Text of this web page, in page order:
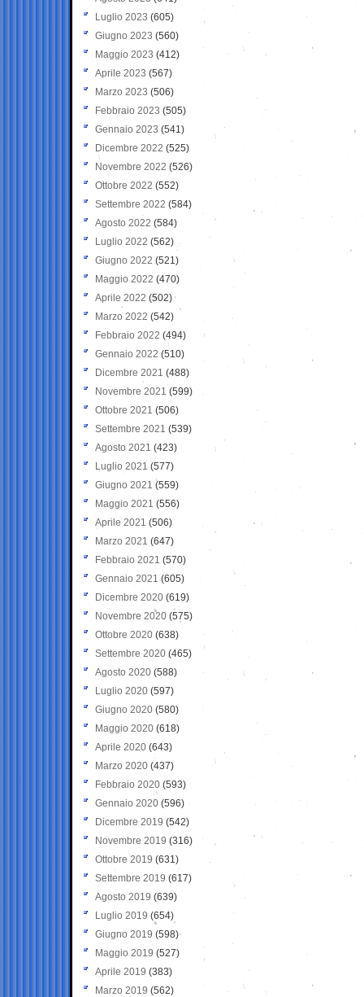
Luglio 2023 (605)
Giugno 2023 (560)
Maggio 2023 (412)
Aprile 2023 (567)
Marzo 2023 (506)
Febbraio 2023 (505)
Gennaio 2023 (541)
Dicembre 2022 (525)
Novembre 2022 (526)
Ottobre 2022 (552)
Settembre 2022 (584)
Agosto 2022 (584)
Luglio 2022 (562)
Giugno 2022 (521)
Maggio 2022 (470)
Aprile 2022 (502)
Marzo 2022 (542)
Febbraio 2022 (494)
Gennaio 2022 (510)
Dicembre 2021 (488)
Novembre 2021 (599)
Ottobre 2021 (506)
Settembre 2021 (539)
Agosto 2021 (423)
Luglio 2021 (577)
Giugno 2021(559)
Maggio 2021 (556)
Aprile 2021 (506)
Marzo 2021 (647)
Febbraio 2021 (570)
Gennaio 2021 (605)
Dicembre 2020 (619)
Novembre 2020 (575)
Ottobre 2020 (638)
Settembre 2020(465)
Agosto 2020 (588)
Luglio 2020 (597)
Giugno 2020 (580)
Maggio 2020 (618)
Aprile 2020 (643)
Marzo 2020 (437)
Febbraio 2020 (593)
Gennaio 2020 (596)
Dicembre 2019 (542)
Novembre 2019 (316)
Ottobre 2019 (631)
Settembre 2019 (617)
Agosto 2019 (639)
Luglio 2019 (654)
Giugno 2019 (598)
Maggio 2019 (527)
Aprile 2019 (383)
Marzo 2019 (562)